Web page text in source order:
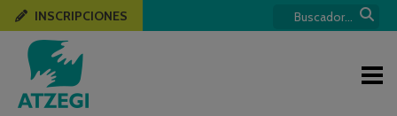
INSCRIPCIONES